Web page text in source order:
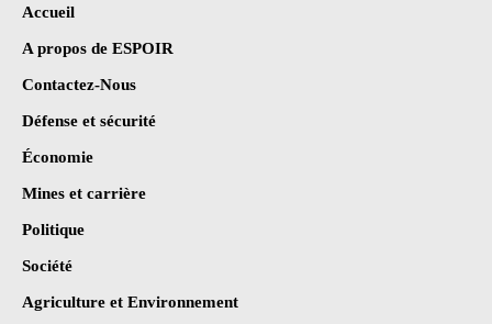
Accueil
A propos de ESPOIR
Contactez-Nous
Défense et sécurité
Économie
Mines et carrière
Politique
Société
Agriculture et Environnement